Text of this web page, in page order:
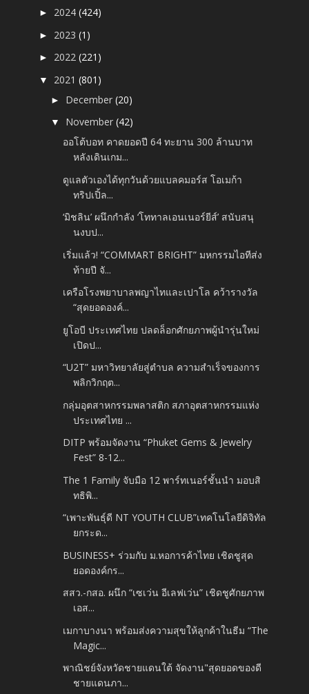
► 2024(424)
► 2023(1)
► 2022(221)
▼ 2021(801)
► December(20)
▼ November(42)
ออโต้บอท คาดยอดปี 64 ทะยาน 300 ล้านบาท
หลังเดินเกม...
ดูแลตัวเองได้ทุกวันด้วยแบลคมอร์ส โอเมก้า
ทริปเปิ้ล...
‘มิชลิน’ ผนึกกำลัง ‘โททาลเอนเนอร์ยีส์’ สนับสนุ
นงบป...
เริ่มแล้ว! “COMMART BRIGHT” มหกรรมไอทีส่ง
ท้ายปี จั...
เครือโรงพยาบาลพญาไทและเปาโล คว้ารางวัล
“สุดยอดองค์...
ยูโอบี ประเทศไทย ปลดล็อกศักยภาพผู้นำรุ่นใหม่
เปิดป...
“U2T” มหาวิทยาลัยสู่ตำบล ความสำเร็จของการ
พลิกวิกฤต...
กลุ่มอุตสาหกรรมพลาสติก สภาอุตสาหกรรมแห่ง
ประเทศไทย ...
DITP พร้อมจัดงาน “Phuket Gems & Jewelry
Fest” 8-12...
The 1 Family จับมือ 12 พาร์ทเนอร์ชั้นนำ มอบสิ
ทธิพิ...
“เพาะพันธุ์ดี NT YOUTH CLUB”เทคโนโลยีดิจิทัล
ยกระด...
BUSINESS+ ร่วมกับ ม.หอการค้าไทย เชิดชูสุด
ยอดองค์กร...
สสว.-กสอ. ผนึก “เซเว่น อีเลฟเว่น” เชิดชูศักยภาพ
เอส...
เมกาบางนา พร้อมส่งความสุขให้ลูกค้าในธีม “The
Magic...
พาณิชย์จังหวัดชายแดนใต้ จัดงาน"สุดยอดของดี
ชายแดนภา...